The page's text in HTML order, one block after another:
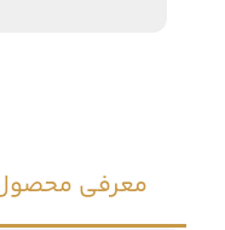
معرفی